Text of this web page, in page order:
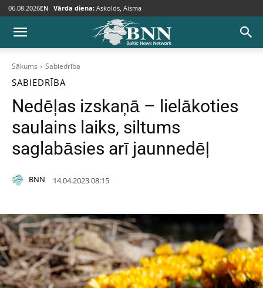
06.08.2026EN Vārda diena: Askolds, Aisma
Sākums Sabiedrība
SABIEDRĪBA
Nedēļas izskaņā – lielākoties
saulains laiks, siltums
saglabāsies arī jaunnedēļ
BNN 14.04.2023 08:15